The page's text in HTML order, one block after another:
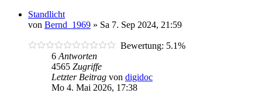
Standlicht
von Bernd_1969 » Sa 7. Sep 2024, 21:59
Bewertung: 5.1%
6 Antworten
4565 Zugriffe
Letzter Beitrag von digidoc
Mo 4. Mai 2026, 17:38